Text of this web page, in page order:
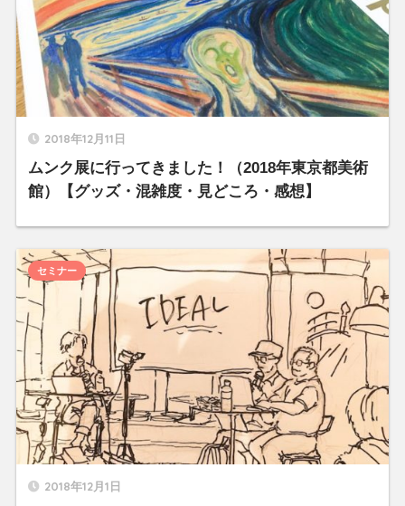
2018年12月11日
ムンク展に行ってきました！（2018年東京都美術
館）【グッズ・混雑度・見どころ・感想】
2018年12月1日
セミナー